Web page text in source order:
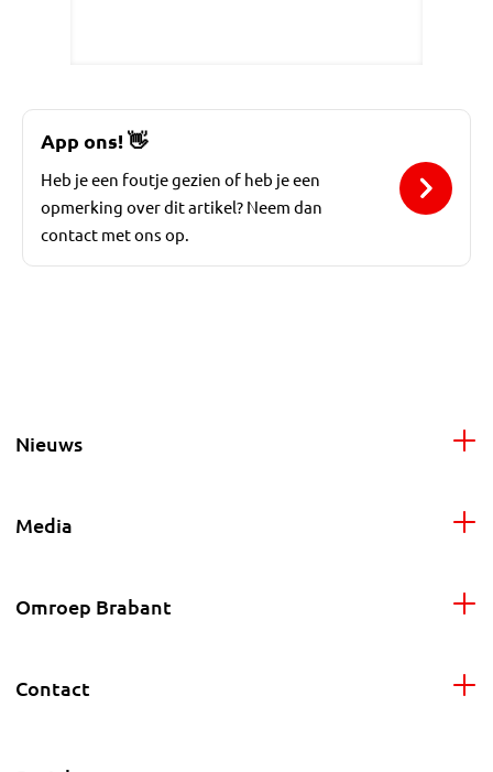
App ons!👋
Heb je een foutje gezien of heb je een
opmerking over dit artikel? Neem dan
contact met ons op.
Nieuws
Media
Omroep Brabant
Contact